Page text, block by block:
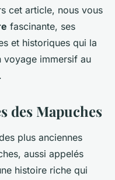
cet article, nous vous
fascinante, ses
et historiques qui la
voyage immersif au
des Mapuches
plus anciennes
aussi appelés
histoire riche qui